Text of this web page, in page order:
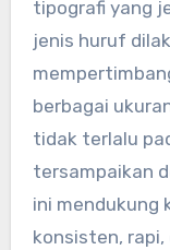
tipografi yang
jenis huruf
berbagai
tidak terlalu
tersampaikan
ini mendukung
konsisten, rapi,